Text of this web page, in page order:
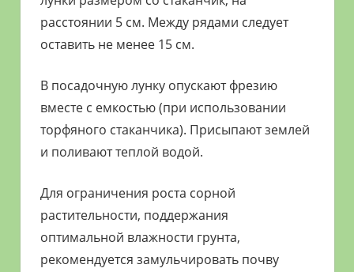
расстоянии 5 см. Между рядами следует
оставить не менее 15 см.
В посадочную лунку опускают фрезию
вместе с емкостью (при использовании
торфяного стаканчика). Присыпают землей
и поливают теплой водой.
Для ограничения роста сорной
растительности, поддержания
оптимальной влажности грунта,
рекомендуется замульчировать почву